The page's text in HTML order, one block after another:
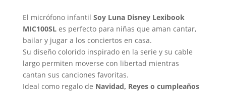
El micrófono infantil Soy Luna Disney Lexibook
MIC100SLes perfecto para niñas que aman cantar,
bailar y jugar a los conciertos en casa.
Su diseño colorido inspirado en la serie y su cable
largo permiten moverse con libertad mientras
cantan sus canciones favoritas.
Ideal como regalo de Navidad, Reyes o cumpleaños